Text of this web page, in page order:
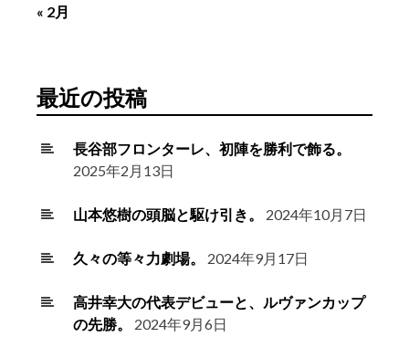
« 2月
最近の投稿
長谷部フロンターレ、初陣を勝利で飾る。
2025年2月13日
山本悠樹の頭脳と駆け引き。 2024年10月7日
久々の等々力劇場。 2024年9月17日
高井幸大の代表デビューと、ルヴァンカップ
の先勝。
2024年9月6日